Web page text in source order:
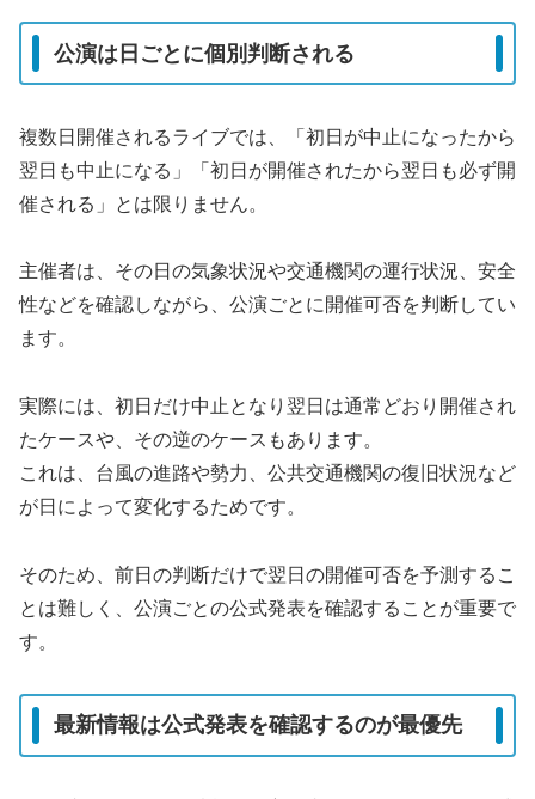
公演は日ごとに個別判断される
複数日開催されるライブでは、「初日が中止になったから
翌日も中止になる」「初日が開催されたから翌日も必ず開
催される」とは限りません。
主催者は、その日の気象状況や交通機関の運行状況、安全
性などを確認しながら、公演ごとに開催可否を判断してい
ます。
実際には、初日だけ中止となり翌日は通常どおり開催され
たケースや、その逆のケースもあります。
これは、台風の進路や勢力、公共交通機関の復旧状況など
が日によって変化するためです。
そのため、前日の判断だけで翌日の開催可否を予測するこ
とは難しく、公演ごとの公式発表を確認することが重要で
す。
最新情報は公式発表を確認するのが最優先